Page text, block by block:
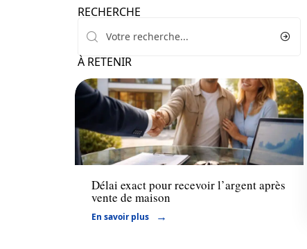
RECHERCHE
À RETENIR
Immo
Délai exact pour recevoir l’argent après
vente de maison
En savoir plus